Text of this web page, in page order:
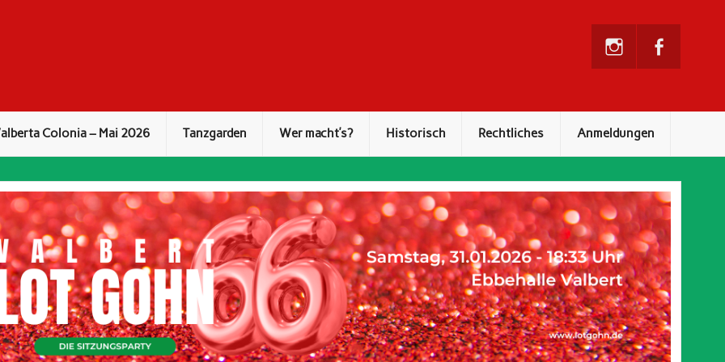
Colonia – Mai 2026 Tanzgarden Wer macht’s? Historisch Rechtliches Anmeldungen